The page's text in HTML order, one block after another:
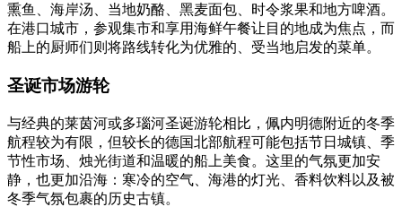
熏鱼、海岸汤、当地奶酪、黑麦面包、时令浆果和地方啤酒。
在港口城市，参观集市和享用海鲜午餐让目的地成为焦点，而
船上的厨师们则将路线转化为优雅的、受当地启发的菜单。
圣诞市场游轮
与经典的莱茵河或多瑙河圣诞游轮相比，佩内明德附近的冬季
航程较为有限，但较长的德国北部航程可能包括节日城镇、季
节性市场、烛光街道和温暖的船上美食。这里的气氛更加安
静，也更加沿海：寒冷的空气、海港的灯光、香料饮料以及被
冬季气氛包裹的历史古镇。